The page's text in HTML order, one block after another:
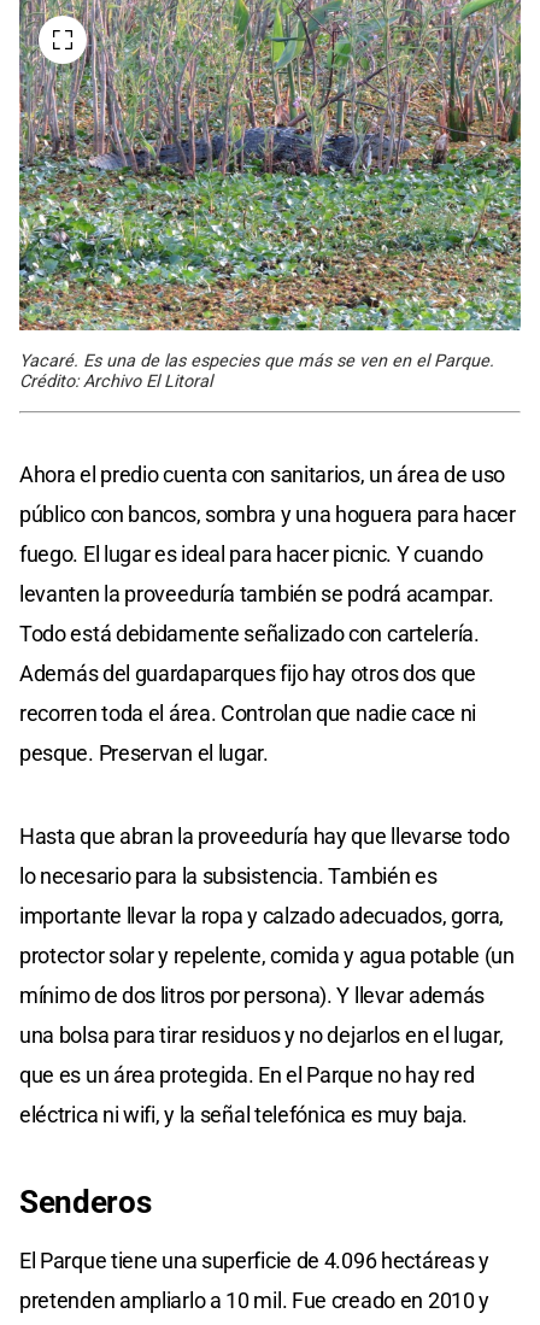
Yacaré. Es una de las especies que más se ven en el Parque.
Crédito: Archivo El Litoral
Ahora el predio cuenta con sanitarios, un área de uso
público con bancos, sombra y una hoguera para hacer
fuego. El lugar es ideal para hacer picnic. Y cuando
levanten la proveeduría también se podrá acampar.
Todo está debidamente señalizado con cartelería.
Además del guardaparques fijo hay otros dos que
recorren toda el área. Controlan que nadie cace ni
pesque. Preservan el lugar.
Hasta que abran la proveeduría hay que llevarse todo
lo necesario para la subsistencia. También es
importante llevar la ropa y calzado adecuados, gorra,
protector solar y repelente, comida y agua potable (un
mínimo de dos litros por persona). Y llevar además
una bolsa para tirar residuos y no dejarlos en el lugar,
que es un área protegida. En el Parque no hay red
eléctrica ni wifi, y la señal telefónica es muy baja.
Senderos
El Parque tiene una superficie de 4.096 hectáreas y
pretenden ampliarlo a 10 mil. Fue creado en 2010 y